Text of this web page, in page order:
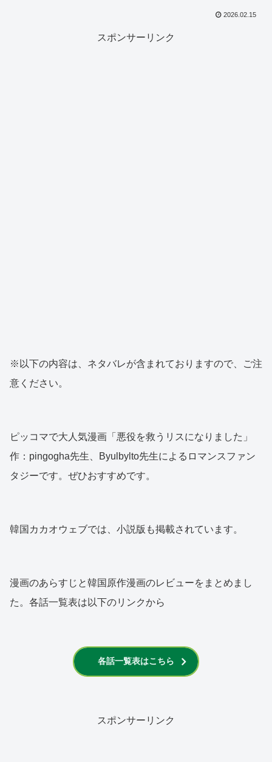
2026.02.15
スポンサーリンク
※以下の内容は、ネタバレが含まれておりますので、ご注
意ください。
ピッコマで大人気漫画「悪役を救うリスになりました」
作：pingogha先生、Byulbylto先生によるロマンスファン
タジーです。ぜひおすすめです。
韓国カカオウェブでは、小説版も掲載されています。
漫画のあらすじと韓国原作漫画のレビューをまとめまし
た。各話一覧表は以下のリンクから
各話一覧表はこちら
スポンサーリンク